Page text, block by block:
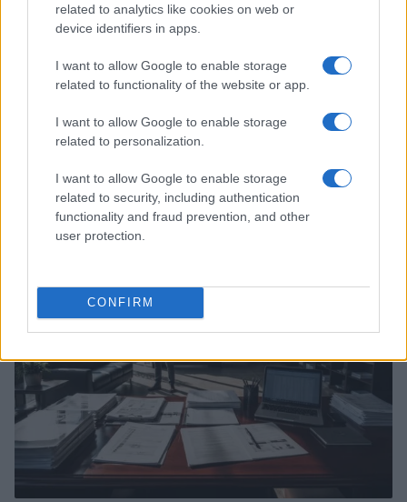
related to analytics like cookies on web or
device identifiers in apps.
I want to allow Google to enable storage
related to functionality of the website or app.
I want to allow Google to enable storage
related to personalization.
I want to allow Google to enable storage
related to security, including authentication
functionality and fraud prevention, and other
user protection.
CONFIRM
Assegnati 98 milioni per la progettazione di opere pubbliche nel
Francesca Galli · 7 Ago 2026